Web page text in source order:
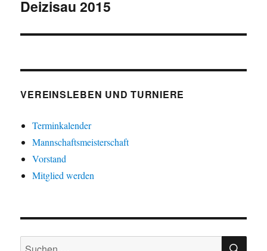
Nächster
Deizisau 2015
VEREINSLEBEN UND TURNIERE
Terminkalender
Mannschaftsmeisterschaft
Vorstand
Mitglied werden
Suche